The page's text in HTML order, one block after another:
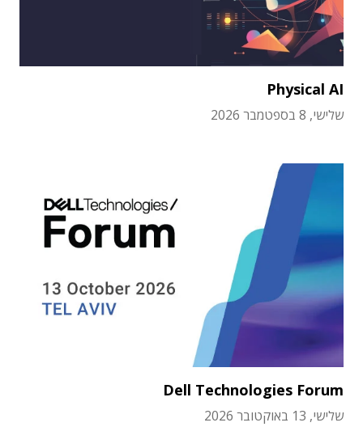
Physical AI
שלישי, 8 בספטמבר 2026
Dell Technologies Forum
שלישי, 13 באוקטובר 2026